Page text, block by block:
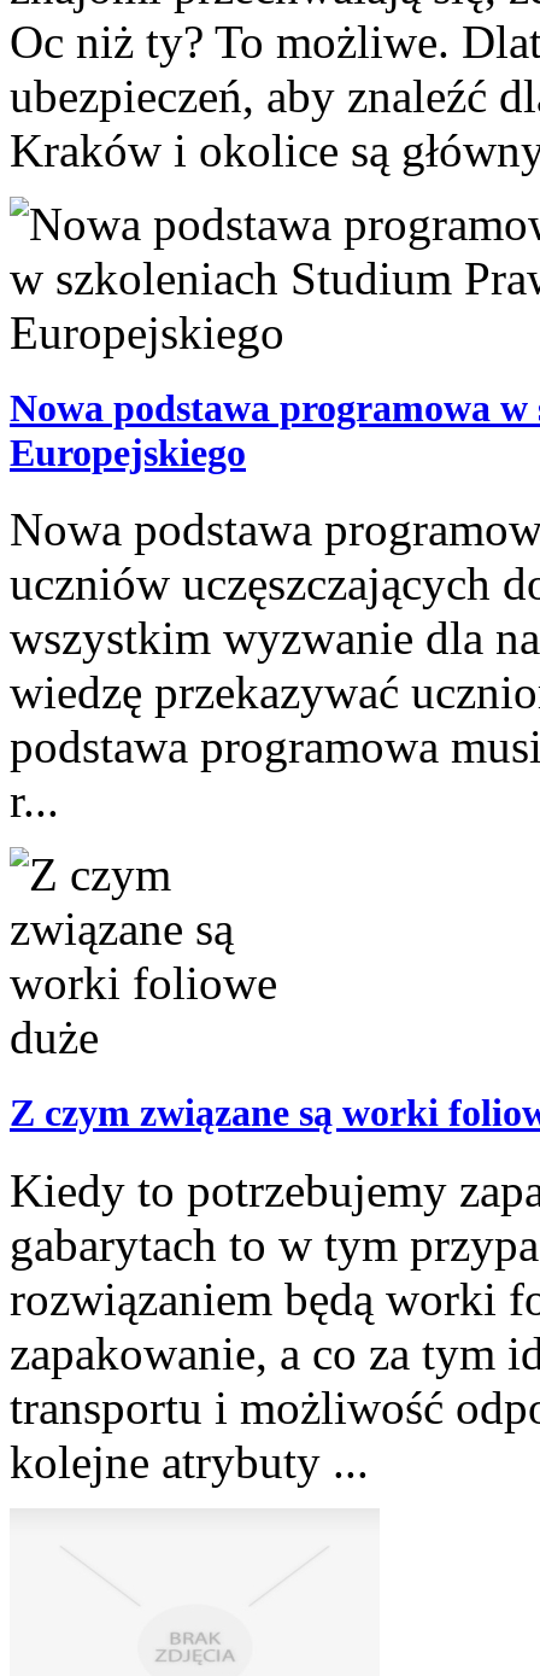
Oc niż ty? To możliwe.
ubezpieczeń, aby znaleźć
Kraków i okolice są
Nowa podstawa programowa
Europejskiego
Nowa podstawa
uczniów uczęszczających
wszystkim wyzwanie dla
wiedzę przekazywać
podstawa programowa
r...
Z czym związane są worki
Kiedy to potrzebujemy
gabarytach to w tym
rozwiązaniem będą worki
zapakowanie, a co za tym
transportu i możliwość
kolejne atrybuty ...